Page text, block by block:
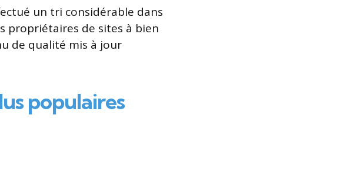
un tri considérable dans
propriétaires de sites à bien
de qualité mis à jour
populaires